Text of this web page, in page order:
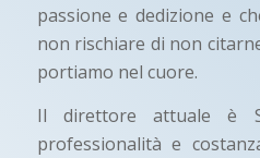
passione e dedizione e
non rischiare di non
portiamo nel cuore.
Il direttore attuale è
professionalità e